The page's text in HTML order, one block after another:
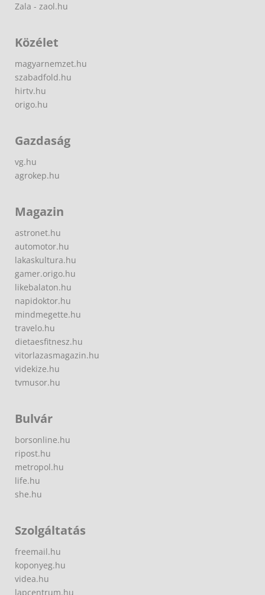
Zala - zaol.hu
Közélet
magyarnemzet.hu
szabadfold.hu
hirtv.hu
origo.hu
Gazdaság
vg.hu
agrokep.hu
Magazin
astronet.hu
automotor.hu
lakaskultura.hu
gamer.origo.hu
likebalaton.hu
napidoktor.hu
mindmegette.hu
travelo.hu
dietaesfitnesz.hu
vitorlazasmagazin.hu
videkize.hu
tvmusor.hu
Bulvár
borsonline.hu
ripost.hu
metropol.hu
life.hu
she.hu
Szolgáltatás
freemail.hu
koponyeg.hu
videa.hu
lapcentrum.hu